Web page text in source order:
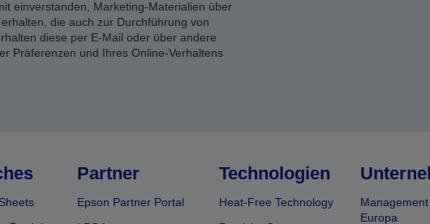
einverstanden, Marketing-Materialien über
die auch zur Durchführung von
diese per E-Mail oder über andere
Präferenzen und Ihres Online-Verhaltens
Partner
Epson Partner Portal
Technologien
Heat-Free Technology
Europa